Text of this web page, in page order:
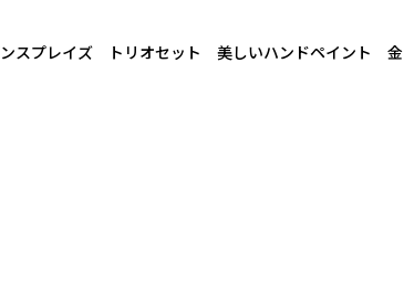
ンスプレイズ トリオセット 美しいハンドペイント 金